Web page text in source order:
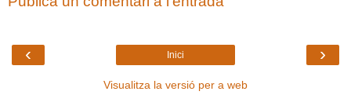
‹ ›
Inici
Visualitza la versió per a web